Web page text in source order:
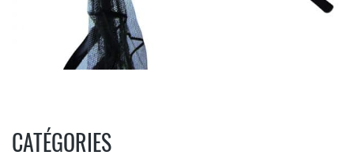
CATÉGORIES